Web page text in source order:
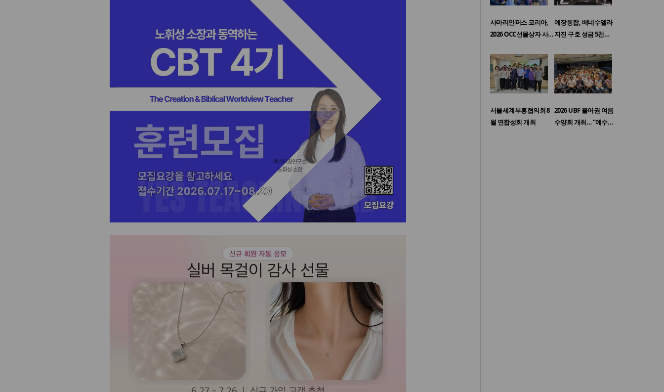
사마리안퍼스 코리아,
2026 OCC선물상자 사…
예장통합, 베네수엘라
지진 구호 성금 5천…
서울세계부흥협의회 8
월 연합성회 개최
2026 UBF 불어권 여름
수양회 개최… “예수…